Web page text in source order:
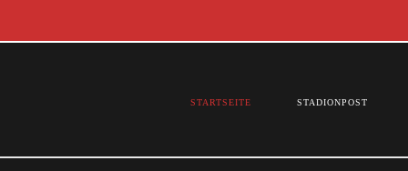
STARTSEITE STADIONPOST